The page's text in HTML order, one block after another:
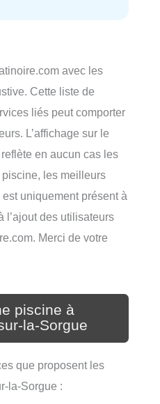
avec les
Cette liste de
liés peut comporter
L’affichage sur le
en aucun cas les
piscine, les meilleurs
uniquement présent à
l’ajout des utilisateurs
Merci de votre
piscine à
la-Sorgue
que proposent les
la-Sorgue :